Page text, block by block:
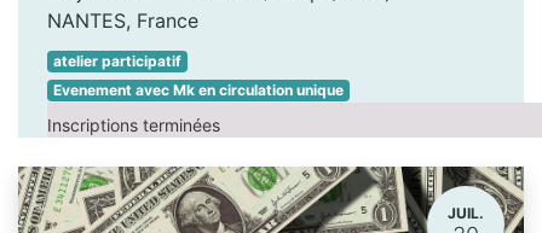
NANTES, France
atelier participatif
Evenement avec Mk en circulation unique
Inscriptions terminées
JUIL.